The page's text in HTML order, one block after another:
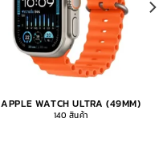
APPLE WATCH ULTRA (49MM)
140 สินค้า